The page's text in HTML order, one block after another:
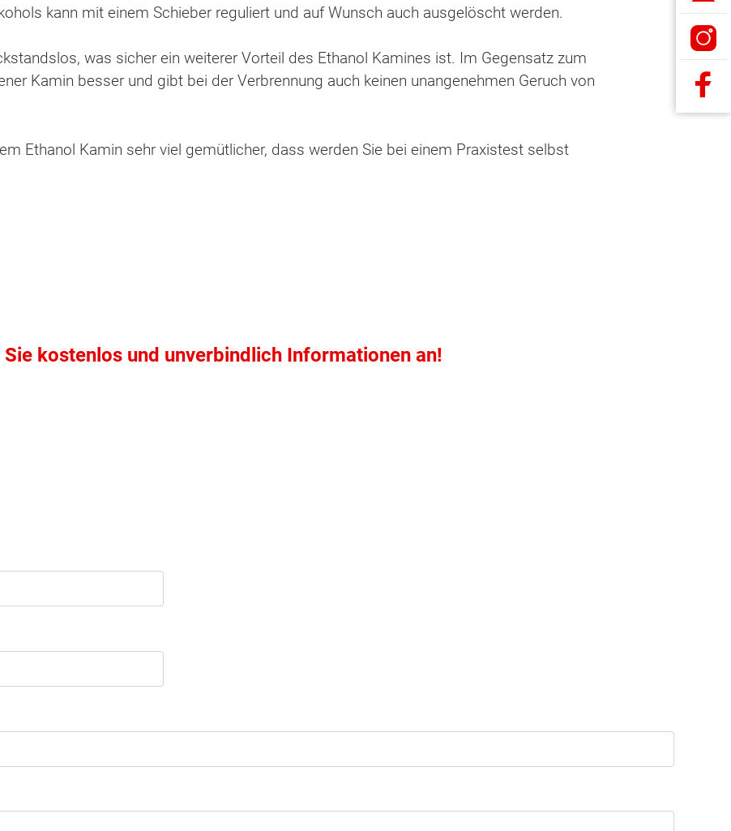
kann mit einem Schieber reguliert und auf Wunsch auch ausgelöscht werden.
was sicher ein weiterer Vorteil des Ethanol Kamines ist. Im Gegensatz zum
Kamin besser und gibt bei der Verbrennung auch keinen unangenehmen Geruch von
Ethanol Kamin sehr viel gemütlicher, dass werden Sie bei einem Praxistest selbst
Sie kostenlos und unverbindlich Informationen an!